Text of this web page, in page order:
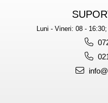
Luni - Vineri: 08 -